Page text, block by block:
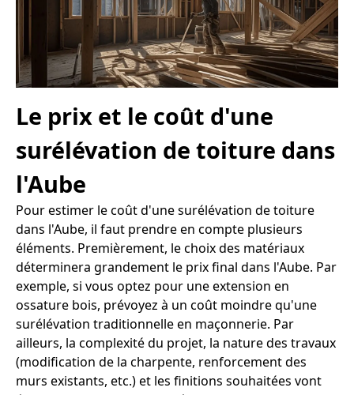
Le prix et le coût d'une
surélévation de toiture dans
l'Aube
Pour estimer le coût d'une surélévation de toiture
dans l'Aube, il faut prendre en compte plusieurs
éléments. Premièrement, le choix des matériaux
déterminera grandement le prix final dans l'Aube. Par
exemple, si vous optez pour une extension en
ossature bois, prévoyez à un coût moindre qu'une
surélévation traditionnelle en maçonnerie. Par
ailleurs, la complexité du projet, la nature des travaux
(modification de la charpente, renforcement des
murs existants, etc.) et les finitions souhaitées vont